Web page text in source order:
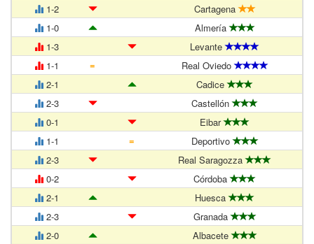
1-2
Cartagena
1-0
Almería
1-3
Levante
1-1
=
Real Oviedo
2-1
Cadice
2-3
Castellón
0-1
Eibar
1-1
=
Deportivo
2-3
Real Saragozza
0-2
Córdoba
2-1
Huesca
2-3
Granada
2-0
Albacete